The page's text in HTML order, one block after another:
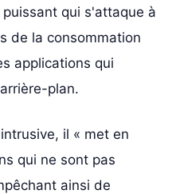
qui s'attaque à
de la consommation
applications qui
plan.
il « met en
qui ne sont pas
ainsi de